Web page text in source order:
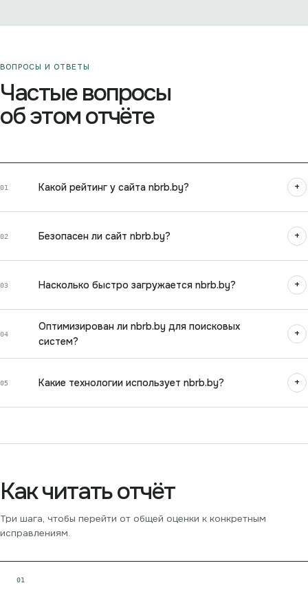
ВОПРОСЫ И ОТВЕТЫ
Частые вопросы
об этом отчёте
01 Какой рейтинг у сайта nbrb.by? +
02 Безопасен ли сайт nbrb.by? +
03 Насколько быстро загружается nbrb.by? +
04
Оптимизирован ли nbrb.by для поисковых
систем?
+
05 Какие технологии использует nbrb.by? +
Как читать отчёт
Три шага, чтобы перейти от общей оценки к конкретным
исправлениям.
01